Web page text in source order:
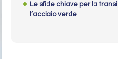
Le sfide chiave per la
l’acciaio verde